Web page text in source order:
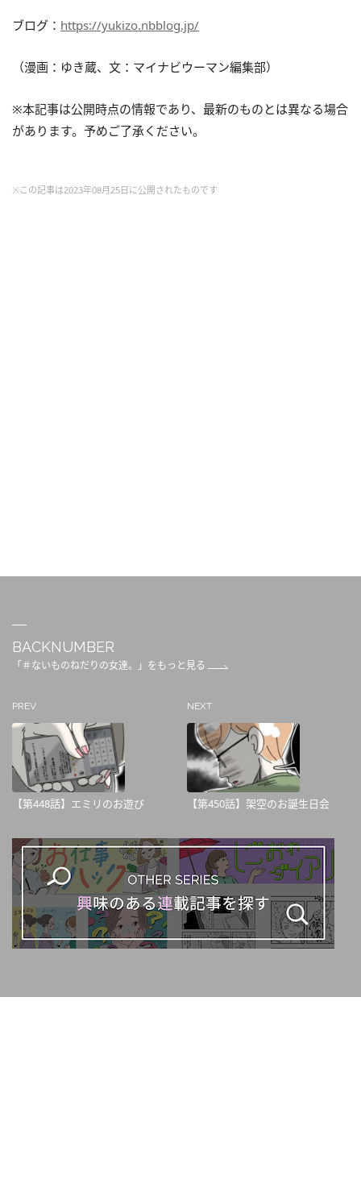
ブログ： https://yukizo.nbblog.jp/
（漫画：ゆき蔵、文：マイナビウーマン編集部）
※本記事は公開時点の情報であり、最新のものとは異なる場合
があります。予めご了承ください。
※この記事は2023年08月25日に公開されたものです
BACKNUMBER
「＃ないものねだりの女達。」をもっと見る
PREV
【第448話】エミリのお遊び
NEXT
【第450話】架空のお誕生日会